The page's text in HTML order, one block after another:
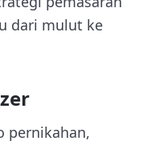
dari mulut ke
pernikahan,